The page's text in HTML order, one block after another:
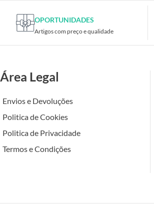
OPORTUNIDADES
Artigos com preço e qualidade
Área Legal
Envios e Devoluções
Politica de Cookies
Politica de Privacidade
Termos e Condições